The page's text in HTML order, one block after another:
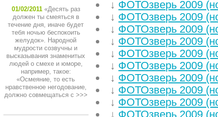
01/02/2011 «Десять раз
должен ты смеяться в
течение дня, иначе будет
тебя ночью беспокоить
желудок». Народной
мудрости созвучны и
высказывания знаменитых
людей о смехе и юморе,
например, такое:
«Осмеяние, то есть
нравственное негодование,
должно совмещаться с >>>
↓ ФОТОзверь 2009
↓ ФОТОзверь 2009
↓ ФОТОзверь 2009
↓ ФОТОзверь 2009
↓ ФОТОзверь 2009
↓ ФОТОзверь 2009
↓ ФОТОзверь 2009
↓ ФОТОзверь 2009
↓ ФОТОзверь 2009
↓ ФОТОзверь 2009